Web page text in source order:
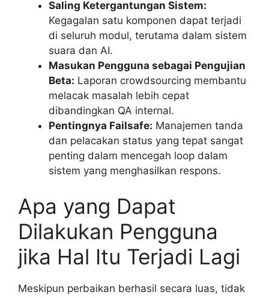
Saling Ketergantungan Sistem:
Kegagalan satu komponen dapat terjadi
di seluruh modul, terutama dalam sistem
suara dan AI.
Masukan Pengguna sebagai Pengujian
Beta: Laporan crowdsourcing membantu
melacak masalah lebih cepat
dibandingkan QA internal.
Pentingnya Failsafe: Manajemen tanda
dan pelacakan status yang tepat sangat
penting dalam mencegah loop dalam
sistem yang menghasilkan respons.
Apa yang Dapat
Dilakukan Pengguna
jika Hal Itu Terjadi Lagi
Meskipun perbaikan berhasil secara luas, tidak